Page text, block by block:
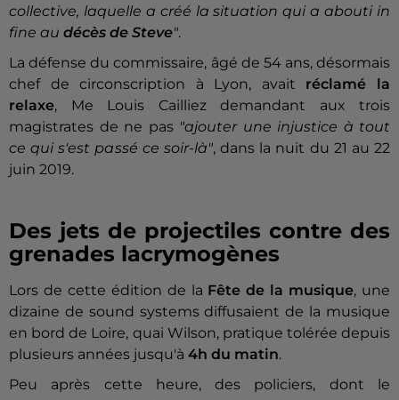
collective, laquelle a créé la situation qui a abouti in
fine au décès de Steve".
La défense du commissaire, âgé de 54 ans, désormais
chef de circonscription à Lyon, avait réclamé la
relaxe, Me Louis Cailliez demandant aux trois
magistrates de ne pas "ajouter une injustice à tout
ce qui s'est passé ce soir-là", dans la nuit du 21 au 22
juin 2019.
Des jets de projectiles contre des
grenades lacrymogènes
Lors de cette édition de la Fête de la musique, une
dizaine de sound systems diffusaient de la musique
en bord de Loire, quai Wilson, pratique tolérée depuis
plusieurs années jusqu'à 4h du matin.
Peu après cette heure, des policiers, dont le